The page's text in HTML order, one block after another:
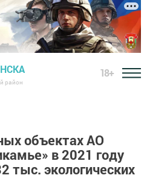
район
18+
объектах АО
в 2021 году
тыс. экологических